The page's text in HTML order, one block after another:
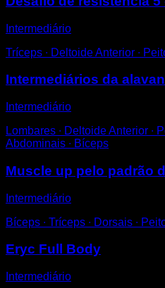
Intermediário
Tríceps ∙ Deltoide Anterior ∙
Intermediários da
Intermediário
Lombares ∙ Deltoide Anterior ∙
Abdominais ∙ Bíceps
Muscle up pelo padrão
Intermediário
Bíceps ∙ Tríceps ∙ Dorsais ∙
Eryc Full Body
Intermediário